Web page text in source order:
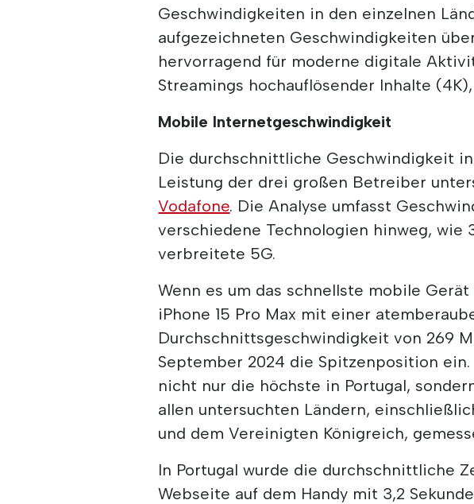
Geschwindigkeiten in den einzelnen
aufgezeichneten Geschwindigkeiten
hervorragend für moderne digitale
Streamings hochauflösender Inhalte
Mobile Internetgeschwindigkeit
Die durchschnittliche Geschwindigkeit
Leistung der drei großen Betreiber
Vodafone. Die Analyse umfasst
verschiedene Technologien hinweg, wie
verbreitete 5G.
Wenn es um das schnellste mobile
iPhone 15 Pro Max mit einer
Durchschnittsgeschwindigkeit von 269
September 2024 die Spitzenposition
nicht nur die höchste in Portugal,
allen untersuchten Ländern,
und dem Vereinigten Königreich,
In Portugal wurde die durchschnittliche
Webseite auf dem Handy mit 3,2